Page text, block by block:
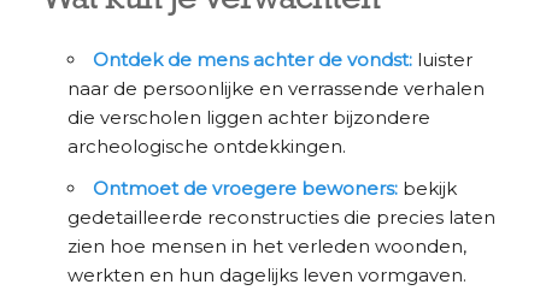
Ontdek de mens achter de vondst:luister
naar de persoonlijke en verrassende verhalen
die verscholen liggen achter bijzondere
archeologische ontdekkingen.
Ontmoet de vroegere bewoners:bekijk
gedetailleerde reconstructies die precies laten
zien hoe mensen in het verleden woonden,
werkten en hun dagelijks leven vormgaven.